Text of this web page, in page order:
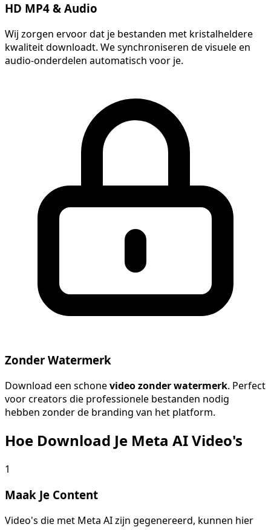
HD MP4 & Audio
Wij zorgen ervoor dat je bestanden met kristalheldere
kwaliteit downloadt. We synchroniseren de visuele en
audio-onderdelen automatisch voor je.
Zonder Watermerk
Download een schonevideo zonder watermerk. Perfect
voor creators die professionele bestanden nodig
hebben zonder de branding van het platform.
Hoe Download Je Meta AI Video's
1
Maak Je Content
Video's die met Meta AI zijn gegenereerd, kunnen hier